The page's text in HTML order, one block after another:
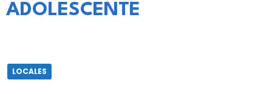
ADOLESCENTE
LOCALES